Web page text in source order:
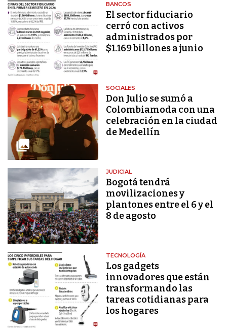
BANCOS
El sector fiduciario
cerró con activos
administrados por
$1.169 billones a junio
SOCIALES
Don Julio se sumó a
Colombiamoda con una
celebración en la ciudad
de Medellín
JUDICIAL
Bogotá tendrá
movilizaciones y
plantones entre el 6 y el
8 de agosto
TECNOLOGÍA
Los gadgets
innovadores que están
transformando las
tareas cotidianas para
los hogares